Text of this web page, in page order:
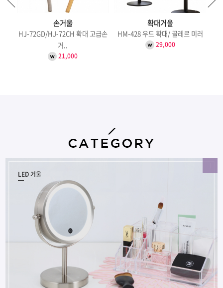
손거울
HJ-72GD/HJ-72CH 확대 고급손
거..
21,000
확대거울
HM-428 우드 확대/ 끌레르 미러
29,000
LED 거울